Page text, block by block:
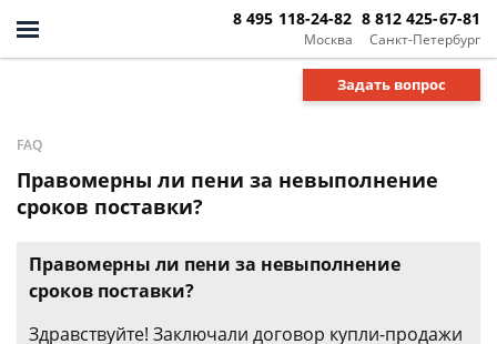
Москва
8 495 118-24-82
Санкт-Петербург
8 812 425-67-81
Задать вопрос
FAQ
Правомерны ли пени за невыполнение
сроков поставки?
Правомерны ли пени за невыполнение
сроков поставки?
Здравствуйте! Заключали договор купли-продажи